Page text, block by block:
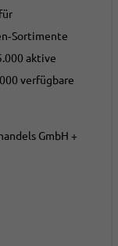
aktive
verfügbare
GmbH +